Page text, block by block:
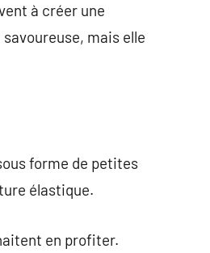
à créer une
mais elle
forme de petites
élastique.
en profiter.